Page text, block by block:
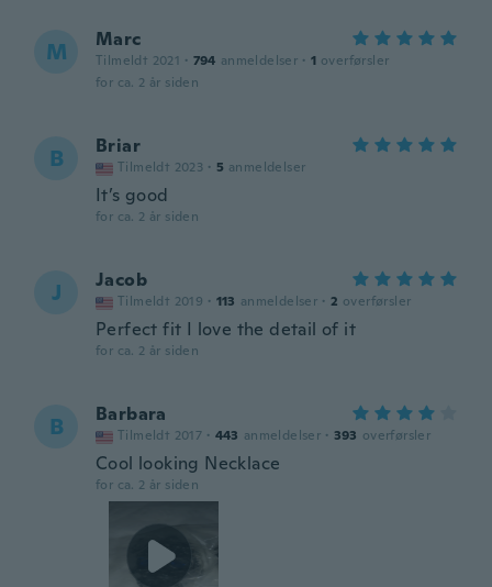
M Marc
Tilmeldt 2021 · 794 anmeldelser · 1 overførsler
for ca. 2 år siden
B Briar
Tilmeldt 2023 · 5 anmeldelser
It’s good
for ca. 2 år siden
J Jacob
Tilmeldt 2019 · 113 anmeldelser · 2 overførsler
Perfect fit I love the detail of it
for ca. 2 år siden
B Barbara
Tilmeldt 2017 · 443 anmeldelser · 393 overførsler
Cool looking Necklace
for ca. 2 år siden